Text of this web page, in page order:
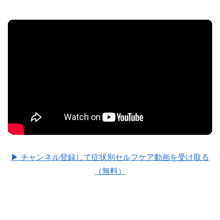
▶ チャンネル登録して症状別セルフケア動画を受け取る
（無料）